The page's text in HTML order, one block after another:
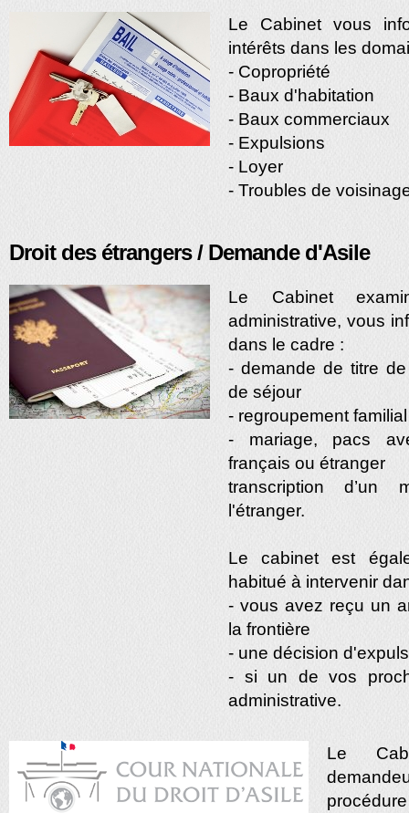
Le Cabinet vous
intérêts dans les
- Copropriété
- Baux d'habitation
- Baux commerciaux
- Expulsions
- Loyer
- Troubles de
Droit des étrangers / Demande d'Asile
Le Cabinet
administrative, vous
dans le cadre :
- demande de titre
de séjour
- regroupement familial
- mariage, pacs
français ou étranger
transcription d’un
l'étranger.
Le cabinet est
habitué à intervenir
- vous avez reçu un
la frontière
- une décision
- si un de vos
administrative.
Le